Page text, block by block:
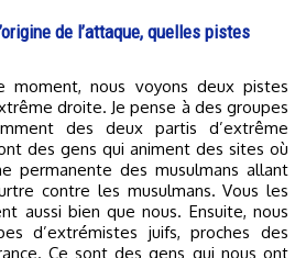
de l’attaque, quelles pistes
moment, nous voyons deux pistes
droite. Je pense à des groupes
des deux partis d’extrême
des gens qui animent des sites où
permanente des musulmans allant
contre les musulmans. Vous les
aussi bien que nous. Ensuite, nous
d’extrémistes juifs, proches des
Ce sont des gens qui nous ont